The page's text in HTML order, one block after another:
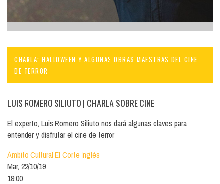
CHARLA: HALLOWEEN Y ALGUNAS OBRAS MAESTRAS DEL CINE
DE TERROR
LUIS ROMERO SILIUTO | CHARLA SOBRE CINE
El experto, Luis Romero Siliuto nos dará algunas claves para
entender y disfrutar el cine de terror
Ámbito Cultural El Corte Inglés
Mar, 22/10/19
19:00